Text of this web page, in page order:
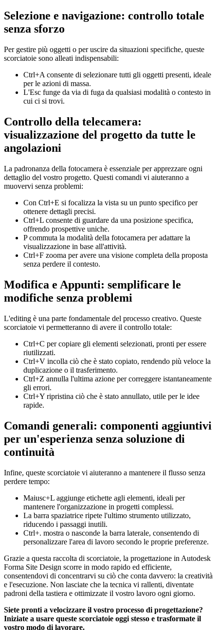
Selezione e navigazione: controllo totale
senza sforzo
Per gestire più oggetti o per uscire da situazioni specifiche, queste
scorciatoie sono alleati indispensabili:
Ctrl+A consente di selezionare tutti gli oggetti presenti, ideale
per le azioni di massa.
L'Esc funge da via di fuga da qualsiasi modalità o contesto in
cui ci si trovi.
Controllo della telecamera:
visualizzazione del progetto da tutte le
angolazioni
La padronanza della fotocamera è essenziale per apprezzare ogni
dettaglio del vostro progetto. Questi comandi vi aiuteranno a
muovervi senza problemi:
Con Ctrl+E si focalizza la vista su un punto specifico per
ottenere dettagli precisi.
Ctrl+L consente di guardare da una posizione specifica,
offrendo prospettive uniche.
P commuta la modalità della fotocamera per adattare la
visualizzazione in base all'attività.
Ctrl+F zooma per avere una visione completa della proposta
senza perdere il contesto.
Modifica e Appunti: semplificare le
modifiche senza problemi
L'editing è una parte fondamentale del processo creativo. Queste
scorciatoie vi permetteranno di avere il controllo totale:
Ctrl+C per copiare gli elementi selezionati, pronti per essere
riutilizzati.
Ctrl+V incolla ciò che è stato copiato, rendendo più veloce la
duplicazione o il trasferimento.
Ctrl+Z annulla l'ultima azione per correggere istantaneamente
gli errori.
Ctrl+Y ripristina ciò che è stato annullato, utile per le idee
rapide.
Comandi generali: componenti aggiuntivi
per un'esperienza senza soluzione di
continuità
Infine, queste scorciatoie vi aiuteranno a mantenere il flusso senza
perdere tempo:
Maiusc+L aggiunge etichette agli elementi, ideali per
mantenere l'organizzazione in progetti complessi.
La barra spaziatrice ripete l'ultimo strumento utilizzato,
riducendo i passaggi inutili.
Ctrl+. mostra o nasconde la barra laterale, consentendo di
personalizzare l'area di lavoro secondo le proprie preferenze.
Grazie a questa raccolta di scorciatoie, la progettazione in Autodesk
Forma Site Design scorre in modo rapido ed efficiente,
consentendovi di concentrarvi su ciò che conta davvero: la creatività
e l'esecuzione. Non lasciate che la tecnica vi rallenti, diventate
padroni della tastiera e ottimizzate il vostro lavoro ogni giorno.
Siete pronti a velocizzare il vostro processo di progettazione?
Iniziate a usare queste scorciatoie oggi stesso e trasformate il
vostro modo di lavorare.